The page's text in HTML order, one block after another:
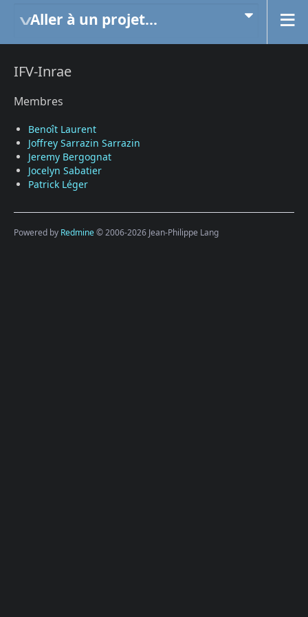
Aller à un projet...
IFV-Inrae
Membres
Benoît Laurent
Joffrey Sarrazin Sarrazin
Jeremy Bergognat
Jocelyn Sabatier
Patrick Léger
Powered by Redmine© 2006-2026 Jean-Philippe Lang